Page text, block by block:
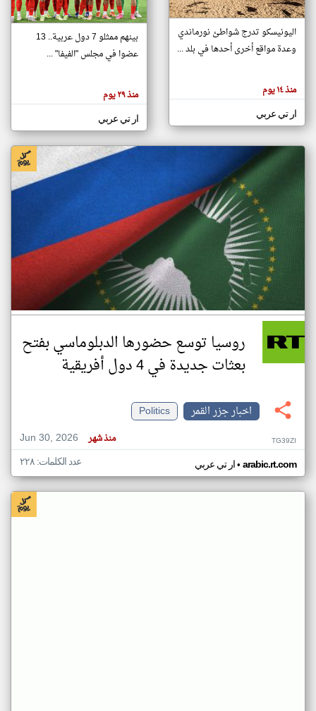
تغيير الدولة
اخبار جزر القمر على مدار الساعة
أهم اخبار جزر القمر العاجلة والمباشرة
هنا عن
وجهة
كاتبيها.
اليونيسكو تدرج شواطئ نورماندي
وعدة مواقع أخرى أحدها في بلد ...
منذ ١٤ يوم
ار تي عربي
بينهم ممثلو 7 دول عربية.. 13
عضوا في مجلس "الفيفا" ...
منذ ٢٩ يوم
ار تي عربي
روسيا توسع حضورها الدبلوماسي بفتح
بعثات جديدة في 4 دول أفريقية
اخبار جزر القمر
Politics
Jun 30, 2026
منذ شهر TG39ZI
ار تي عربي• arabic.rt.com عدد الكلمات: ٢٢٨
klyoum.com